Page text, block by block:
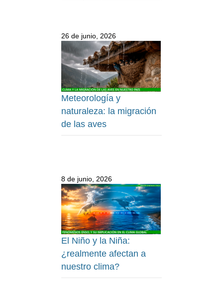
26 de junio, 2026
Meteorología y
naturaleza: la migración
de las aves
8 de junio, 2026
El Niño y la Niña:
¿realmente afectan a
nuestro clima?